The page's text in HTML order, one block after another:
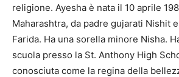
religione. Ayesha è nata il 10 aprile
Maharashtra, da padre gujarati Nishit
Farida. Ha una sorella minore Nisha.
scuola presso la St. Anthony High
conosciuta come la regina della